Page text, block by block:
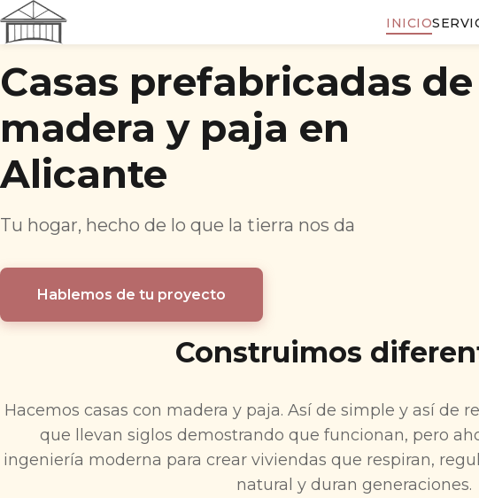
Saltar al contenido
INICIO
Casas prefabricadas de
madera y paja en
Alicante
Tu hogar, hecho de lo que la tierra nos da
Hablemos de tu proyecto
Construimos
Hacemos casas con madera y paja. Así de simple y así de
que llevan siglos demostrando que funcionan, pero
ingeniería moderna para crear viviendas que respiran,
natural y duran generaciones.